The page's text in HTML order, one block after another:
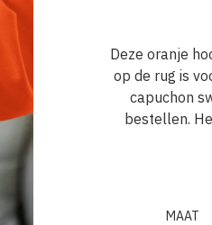
Deze oranje
op de rug is
capuchon
bestellen.
MAAT